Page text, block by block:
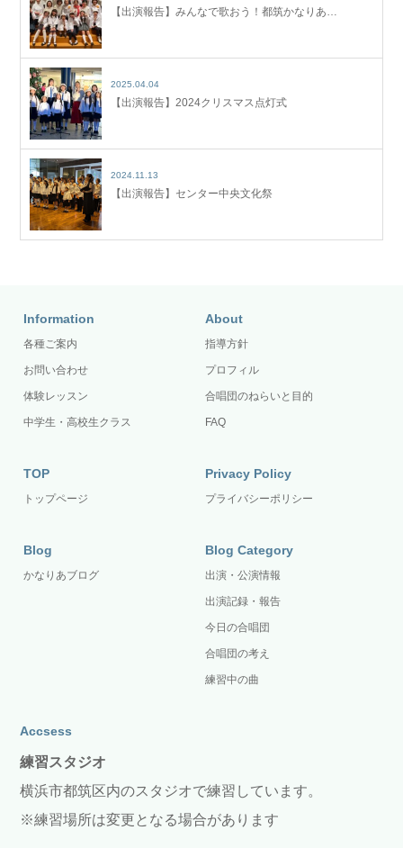
【出演報告】みんなで歌おう！都筑かなりあ…
2025.04.04
【出演報告】2024クリスマス点灯式
2024.11.13
【出演報告】センター中央文化祭
Information
各種ご案内
お問い合わせ
体験レッスン
中学生・高校生クラス
About
指導方針
プロフィル
合唱団のねらいと目的
FAQ
TOP
トップページ
Privacy Policy
プライバシーポリシー
Blog
かなりあブログ
Blog Category
出演・公演情報
出演記録・報告
今日の合唱団
合唱団の考え
練習中の曲
Accsess
練習スタジオ
横浜市都筑区内のスタジオで練習しています。
※練習場所は変更となる場合があります